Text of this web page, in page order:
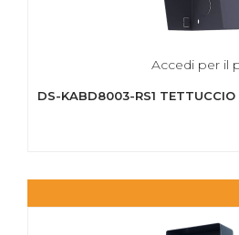
Accedi per il
DS-KABD8003-RS1 TETTUCCIO